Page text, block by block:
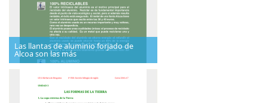
Las llantas de aluminio forjado de
Alcoa son las más